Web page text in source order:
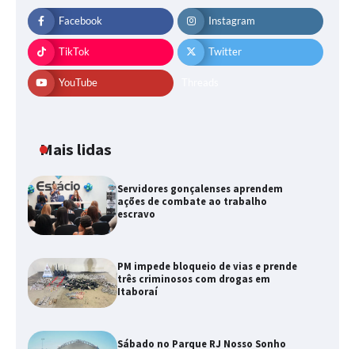
Facebook Instagram
TikTok Twitter
YouTube
Mais lidas
Servidores gonçalenses aprendem
ações de combate ao trabalho
escravo
PM impede bloqueio de vias e prende
três criminosos com drogas em
Itaboraí
Sábado no Parque RJ Nosso Sonho